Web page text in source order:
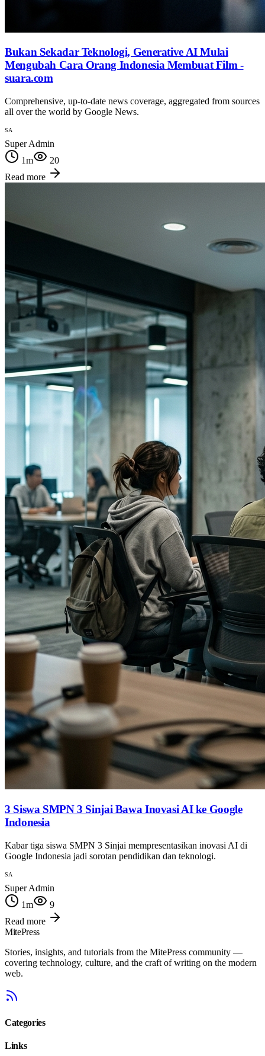
Bukan Sekadar Teknologi, Generative AI Mulai
Mengubah Cara Orang Indonesia Membuat Film -
suara.com
Comprehensive, up-to-date news coverage, aggregated from sources
all over the world by Google News.
SA
Super Admin
1m
20
Read more
3 Siswa SMPN 3 Sinjai Bawa Inovasi AI ke Google
Indonesia
Kabar tiga siswa SMPN 3 Sinjai mempresentasikan inovasi AI di
Google Indonesia jadi sorotan pendidikan dan teknologi.
SA
Super Admin
1m
9
Read more
MitePress
Stories, insights, and tutorials from the MitePress community —
covering technology, culture, and the craft of writing on the modern
web.
Categories
Links